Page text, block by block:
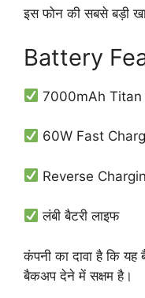
इस फोन की सबसे बड़ी
Battery
7000mAh Titan
60W Fast
Reverse
लंबी बैटरी लाइफ
कंपनी का दावा है कि यह
बैकअप देने में सक्षम है।